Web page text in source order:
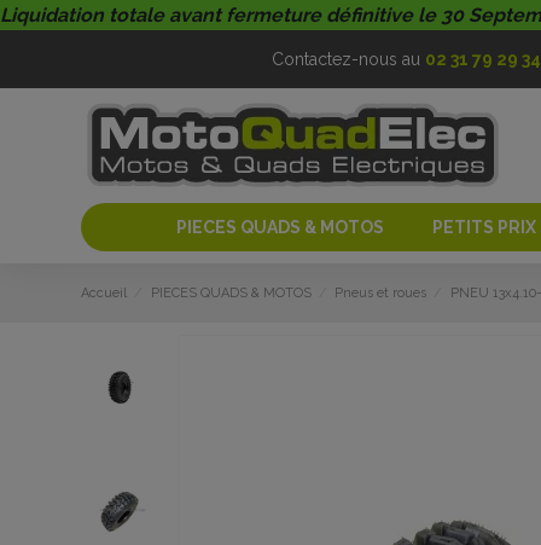
Liquidation totale avant fermeture définitive le 30
Contactez-nous au 02 31 79 29 34
PIECES QUADS & MOTOS PETITS
Accueil PIECES QUADS & MOTOS Pneus et roues PNEU